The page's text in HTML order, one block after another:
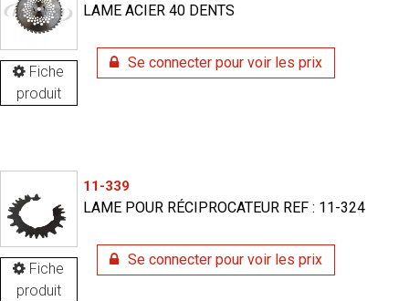
Fiche
produit
LAME ACIER 40 DENTS
Se connecter pour voir les prix
Fiche
produit
11-339
LAME POUR RÉCIPROCATEUR REF : 11-324
Se connecter pour voir les prix